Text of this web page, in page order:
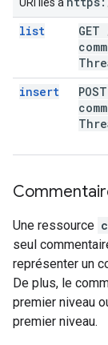
list
GET
insert POST
Une ressource
seul
représenter un
De plus, le
premier niveau
premier niveau.